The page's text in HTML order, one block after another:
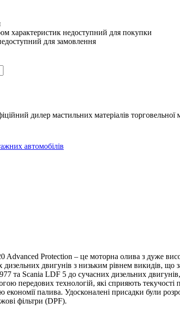
характеристик недоступний для покупки
для замовлення
дилер мастильних матеріалів
автомобілів
Protection – це моторна олива з дуже
двигунів з низьким рівнем викидів, що
та Scania LDF 5 до сучасних дизельних
передових технологій, які сприяють
палива. Удосконалені присадки були
фільтри (DPF).